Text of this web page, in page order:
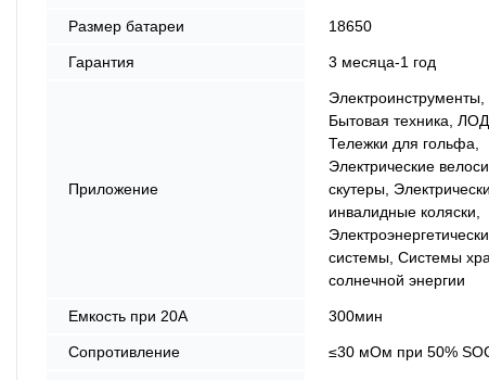
Размер батареи 18650
Гарантия 3 месяца-1 год
Приложение
Электроинструменты,
Бытовая техника,
Тележки для гольфа,
Электрические
скутеры,
инвалидные коляски,
системы, Системы
солнечной энергии
Емкость при 20А 300мин
Сопротивление ≤30 мОм при 50%